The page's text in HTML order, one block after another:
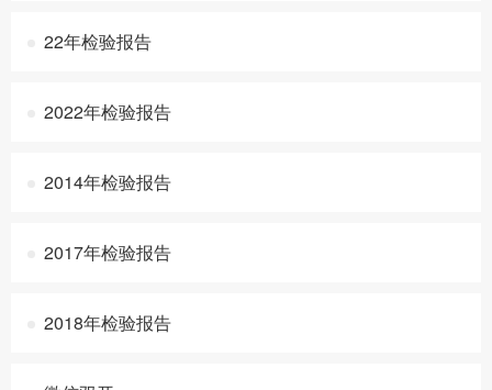
22年检验报告
2022年检验报告
2014年检验报告
2017年检验报告
2018年检验报告